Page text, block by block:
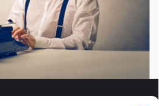
mérite une bonne